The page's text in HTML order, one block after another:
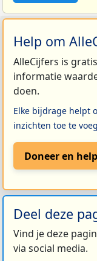
Help om
AlleCijfers is
informatie
doen.
Elke bijdrage helpt
inzichten toe te
Doneer en
Deel deze
Vind je deze
via social media.